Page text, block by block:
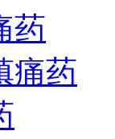
药
痛药